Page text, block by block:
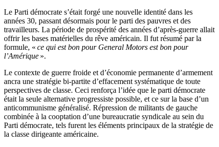
Le Parti démocrate s’était forgé une nouvelle identité dans les
années 30, passant désormais pour le parti des pauvres et des
travailleurs. La période de prospérité des années d’après-guerre allait
offrir les bases matérielles du rêve américain. Il fut résumé par la
formule, « ce qui est bon pour General Motors est bon pour
l’Amérique ».
Le contexte de guerre froide et d’économie permanente d’armement
ancra une stratégie bi-partite d’effacement systématique de toute
perspectives de classe. Ceci renforça l’idée que le parti démocrate
était la seule alternative progressiste possible, et ce sur la base d’un
anticommunisme généralisé. Répression de militants de gauche
combinée à la cooptation d’une bureaucratie syndicale au sein du
Parti démocrate, tels furent les éléments principaux de la stratégie de
la classe dirigeante américaine.